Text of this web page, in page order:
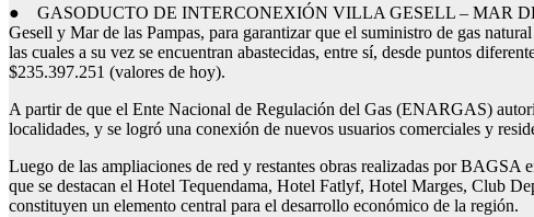
● GASODUCTO DE INTERCONEXIÓN VILLA GESELL – MAR DE
Gesell y Mar de las Pampas, para garantizar que el suministro de gas
las cuales a su vez se encuentran abastecidas, entre sí, desde puntos
$235.397.251 (valores de hoy).
A partir de que el Ente Nacional de Regulación del Gas (ENARGAS)
localidades, y se logró una conexión de nuevos usuarios comerciales y
Luego de las ampliaciones de red y restantes obras realizadas por BAGSA
que se destacan el Hotel Tequendama, Hotel Fatlyf, Hotel Marges, Club
constituyen un elemento central para el desarrollo económico de la región.